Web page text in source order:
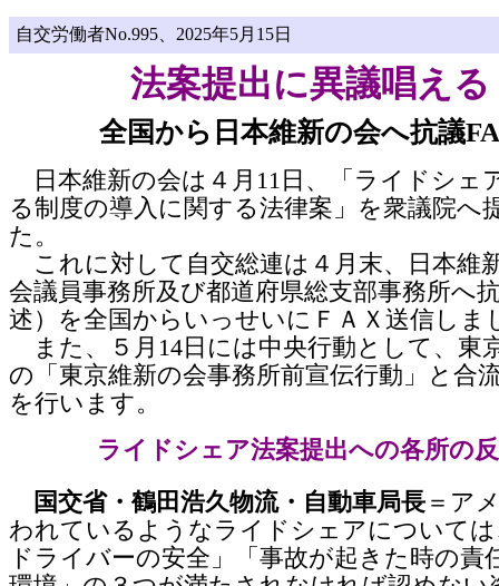
自交労働者No.995、2025年5月15日
法案提出に異議唱える
全国から日本維新の会へ抗議
日本維新の会は４月11日、「ライドシェ
る制度の導入に関する法律案」を衆議院へ
た。
これに対して自交総連は４月末、日本維
会議員事務所及び都道府県総支部事務所へ
述）を全国からいっせいにＦＡＸ送信しま
また、５月14日には中央行動として、東
の「東京維新の会事務所前宣伝行動」と合
を行います。
ライドシェア法案提出への各所の
国交省・鶴田浩久物流・自動車局長 ＝ア
われているようなライドシェアについて
ドライバーの安全」「事故が起きた時の責